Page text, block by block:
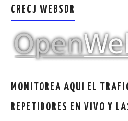
CRECJ WEBSDR
MONITOREA AQUI EL
REPETIDORES EN VIVO Y